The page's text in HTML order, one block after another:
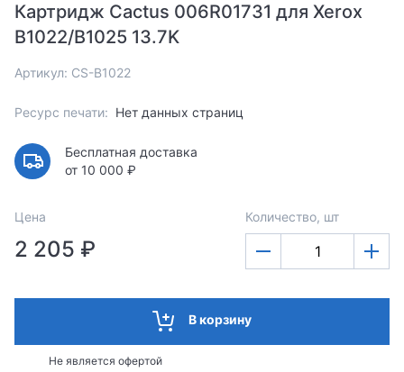
Картридж Cactus 006R01731 для Xerox
B1022/B1025 13.7K
Артикул: CS-B1022
Ресурс печати: Нет данных страниц
Бесплатная доставка
от 10 000 ₽
Цена
2 205 ₽
Количество, шт
В корзину
Не является офертой